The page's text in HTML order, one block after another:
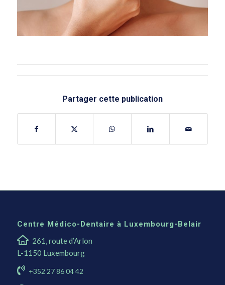
Partager cette publication
Centre Médico-Dentaire à Luxembourg-Belair
261, route d’Arlon
L-1150 Luxembourg
+352 27 86 04 42